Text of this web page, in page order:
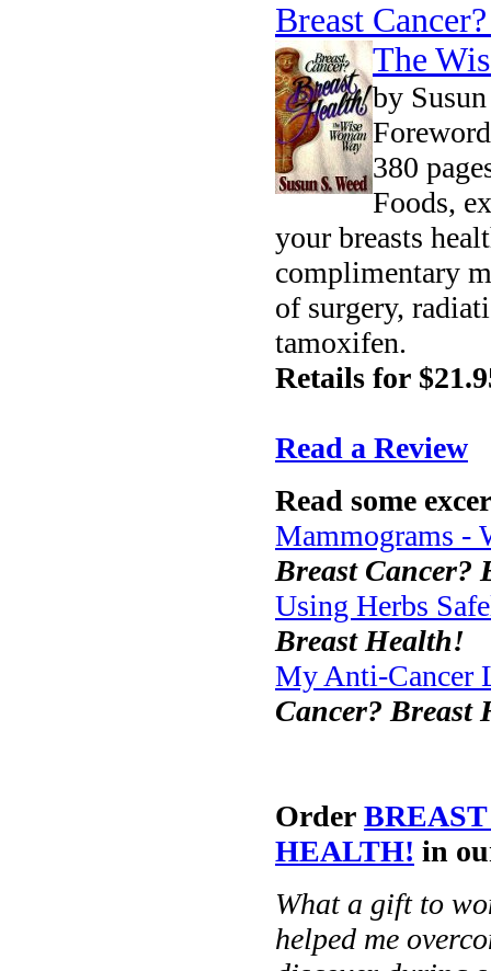
Breast
The
by
380
Foods,
your breasts
complimentary
of surgery,
tamoxifen.
Retails for
Read a Review
Read some
Mammograms -
Breast Cancer?
Using Herbs
Breast Health!
My Anti-Cancer
Cancer? Breast
Order
HEALTH! in
What a gift to
helped me